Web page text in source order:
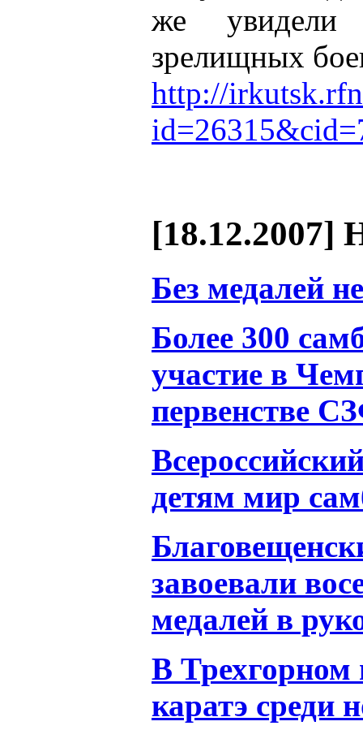
же
зрелищных
http://
[18.12.2007]
Без медалей
Более 300
участие в
первенстве
детям мир
завоевали
медалей в
В Трехгорном
каратэ среди